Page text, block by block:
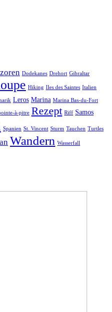
Dodekanes Drehort Gibraltar
Hiking Iles des Saintes Italien
Leros Marina Marina Bas-du-Fort
à-pitre Rezept Riff Samos
Spanien St. Vincent Sturm Tauchen Turtles
Wandern Wasserfall